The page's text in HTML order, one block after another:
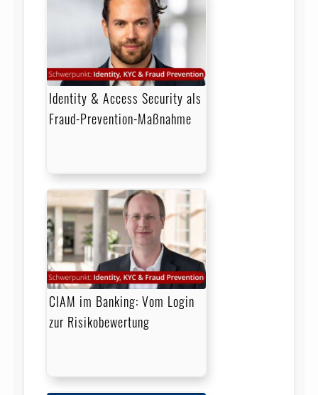
Identity & Access Security als
Fraud-Prevention-Maßnahme
CIAM im Banking: Vom Login
zur Risikobewertung